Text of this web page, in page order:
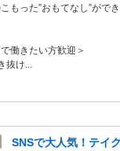
もった”おもてなし”がで
働きたい方歓迎＞
抜け...
SNSで大人気！テイ